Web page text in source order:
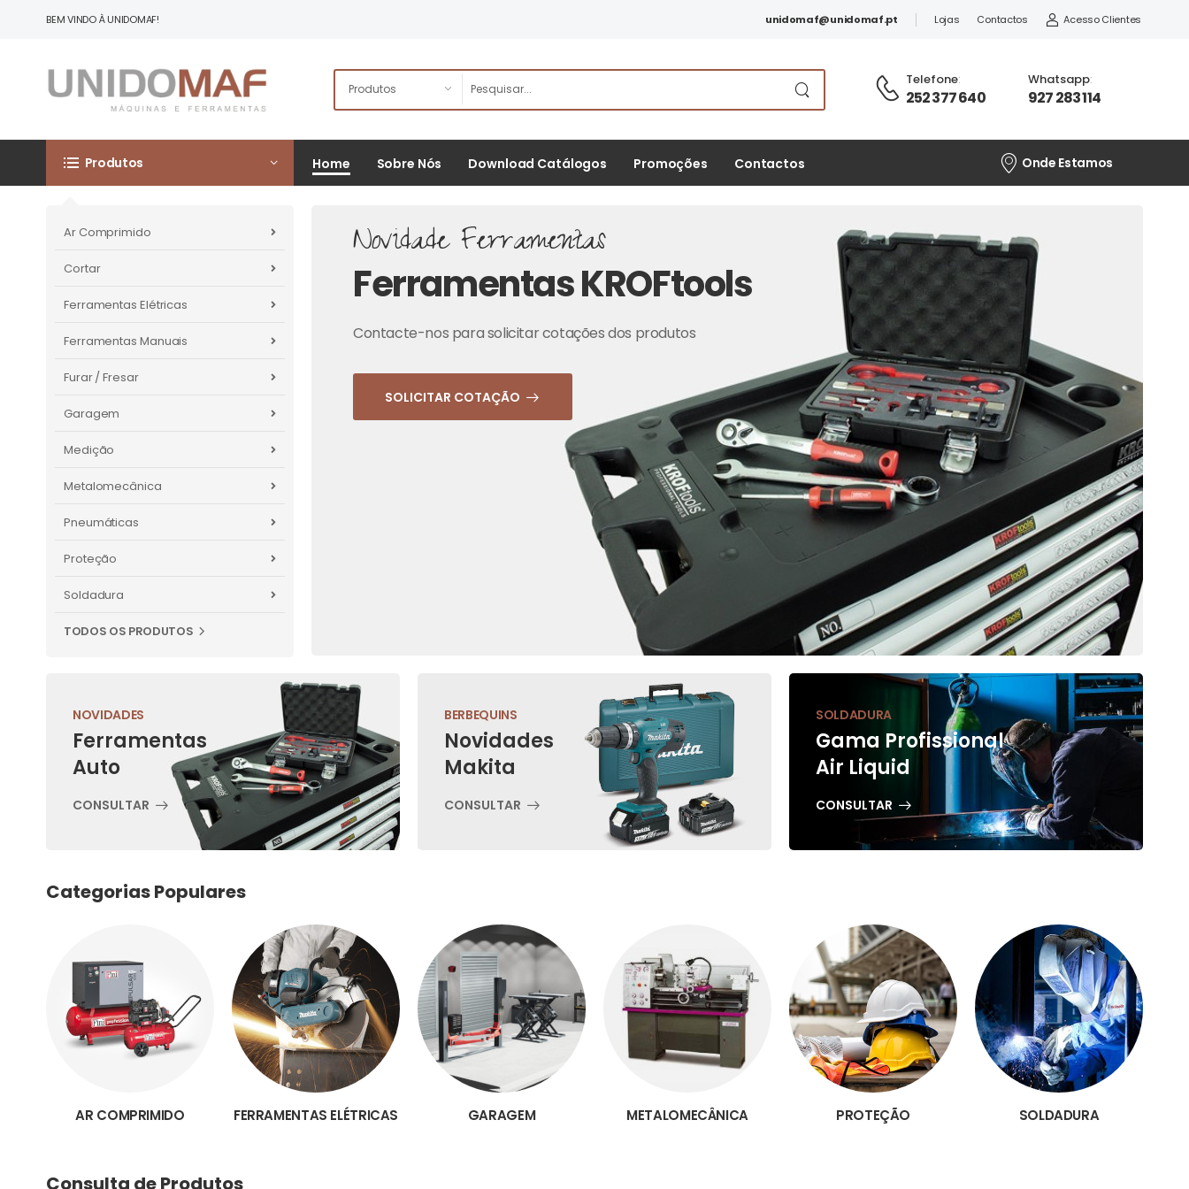
BEM VINDO À UNIDOMAF! unidomaf@unidomaf.pt Lojas Contactos Acesso Clientes
Telefone:
252 377 640
Whatsapp:
927 283 114
Produtos
Ar Comprimido
Cortar
Ferramentas Elétricas
Ferramentas Manuais
Furar / Fresar
Garagem
Medição
Metalomecânica
Pneumáticas
Proteção
Soldadura
TODOS OS PRODUTOS
Home Sobre Nós Download Catálogos Promoções Contactos Onde Estamos
Novidade Ferramentas
Ferramentas KROFtools
Contacte-nos para solicitar cotações dos produtos
SOLICITAR COTAÇÃO
NOVIDADES
Ferramentas
Auto
CONSULTAR
BERBEQUINS
Novidades
Makita
CONSULTAR
SOLDADURA
Gama Profissional
Air Liquid
CONSULTAR
Categorias Populares
AR COMPRIMIDO FERRAMENTAS ELÉTRICAS GARAGEM METALOMECÂNICA PROTEÇÃO SOLDADURA
Consulta de Produtos